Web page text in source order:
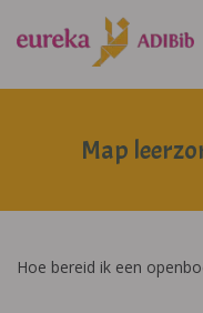
Map
Hoe bereid ik een